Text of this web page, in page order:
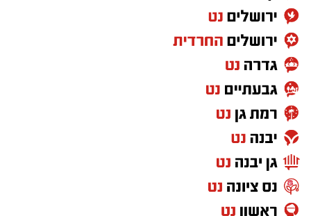
חבלות בראש ובגפיים. כולם פונו בניידות טיפול
נמרץ לבית החולים הציבורי אסותא בעיר.
עם הגעתם לבית החולים, נקלטו השלושה בחדר
הטראומה וטופלו על ידי צוות רב-מערכתי שכלל
רופאי טראומה ומומחים לרפואת ילדים ומבוגרים.
מבית החולים נמסר הבוקר כי לאחר סדרת
התייצב והוא מאושפז כעת במחלקה לטיפול נמרץ